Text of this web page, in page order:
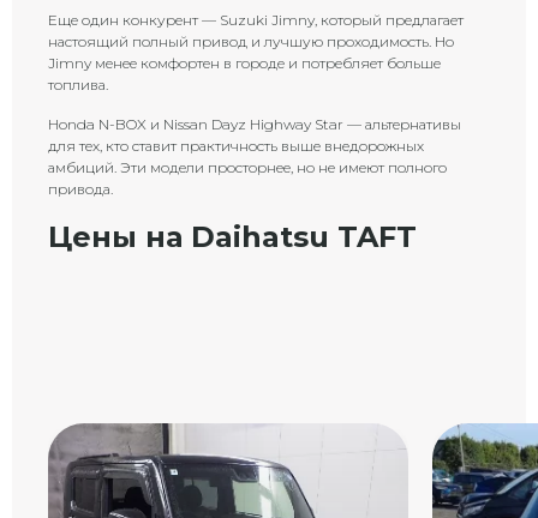
Еще один конкурент — Suzuki Jimny, который предлагает
настоящий полный привод и лучшую проходимость. Но
Jimny менее комфортен в городе и потребляет больше
топлива.
Honda N-BOX и Nissan Dayz Highway Star — альтернативы
для тех, кто ставит практичность выше внедорожных
амбиций. Эти модели просторнее, но не имеют полного
привода.
Цены на Daihatsu TAFT